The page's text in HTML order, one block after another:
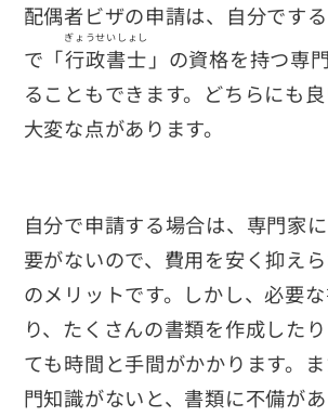
配偶者ビザの申請は、自分です
で「行政書士
ぎょうせいしょし
」の資格を持つ専
ることもできます。どちらにも
大変な点があります。
自分で申請する場合は、専門家
要がないので、費用を安く抑え
のメリットです。しかし、必要
り、たくさんの書類を作成した
ても時間と手間がかかります。
門知識がないと、書類に不備が